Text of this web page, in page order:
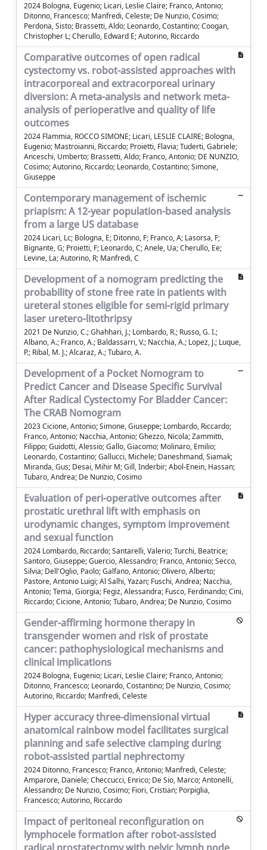
2024 Bologna, Eugenio; Licari, Leslie Claire; Franco, Antonio;
Ditonno, Francesco; Manfredi, Celeste; De Nunzio, Cosimo;
Perdona, Sisto; Brassetti, Aldo; Leonardo, Costantino; Coogan,
Christopher L; Cherullo, Edward E; Autorino, Riccardo
Comparative outcomes of open radical
cystectomy vs. robot-assisted approaches with
intracorporeal and extracorporeal urinary
diversion: A meta-analysis and network meta-
analysis of perioperative and quality of life
outcomes
2024 Flammia, ROCCO SIMONE; Licari, LESLIE CLAIRE; Bologna,
Eugenio; Mastroianni, Riccardo; Proietti, Flavia; Tuderti, Gabriele;
Anceschi, Umberto; Brassetti, Aldo; Franco, Antonio; DE NUNZIO,
Cosimo; Autorino, Riccardo; Leonardo, Costantino; Simone,
Giuseppe
Contemporary management of ischemic
priapism: A 12-year population-based analysis
from a large US database
2024 Licari, Lc; Bologna, E; Ditonno, F; Franco, A; Lasorsa, F;
Bignante, G; Proietti, F; Leonardo, C; Anele, Ua; Cherullo, Ee;
Levine, La; Autorino, R; Manfredi, C
Development of a nomogram predicting the
probability of stone free rate in patients with
ureteral stones eligible for semi-rigid primary
laser uretero-litothripsy
2021 De Nunzio, C.; Ghahhari, J.; Lombardo, R.; Russo, G. I.;
Albano, A.; Franco, A.; Baldassarri, V.; Nacchia, A.; Lopez, J.; Luque,
P.; Ribal, M. J.; Alcaraz, A.; Tubaro, A.
Development of a Pocket Nomogram to
Predict Cancer and Disease Specific Survival
After Radical Cystectomy For Bladder Cancer:
The CRAB Nomogram
2023 Cicione, Antonio; Simone, Giuseppe; Lombardo, Riccardo;
Franco, Antonio; Nacchia, Antonio; Ghezzo, Nicola; Zammitti,
Filippo; Guidotti, Alessio; Gallo, Giacomo; Molinaro, Emilio;
Leonardo, Costantino; Gallucci, Michele; Daneshmand, Siamak;
Miranda, Gus; Desai, Mihir M; Gill, Inderbir; Abol-Enein, Hassan;
Tubaro, Andrea; De Nunzio, Cosimo
Evaluation of peri-operative outcomes after
prostatic urethral lift with emphasis on
urodynamic changes, symptom improvement
and sexual function
2024 Lombardo, Riccardo; Santarelli, Valerio; Turchi, Beatrice;
Santoro, Giuseppe; Guercio, Alessandro; Franco, Antonio; Secco,
Silvia; Dell'Oglio, Paolo; Galfano, Antonio; Olivero, Alberto;
Pastore, Antonio Luigi; Al Salhi, Yazan; Fuschi, Andrea; Nacchia,
Antonio; Tema, Giorgia; Fegiz, Alessandra; Fusco, Ferdinando; Cini,
Riccardo; Cicione, Antonio; Tubaro, Andrea; De Nunzio, Cosimo
Gender-affirming hormone therapy in
transgender women and risk of prostate
cancer: pathophysiological mechanisms and
clinical implications
2024 Bologna, Eugenio; Licari, Leslie Claire; Franco, Antonio;
Ditonno, Francesco; Leonardo, Costantino; De Nunzio, Cosimo;
Autorino, Riccardo; Manfredi, Celeste
Hyper accuracy three-dimensional virtual
anatomical rainbow model facilitates surgical
planning and safe selective clamping during
robot-assisted partial nephrectomy
2024 Ditonno, Francesco; Franco, Antonio; Manfredi, Celeste;
Amparore, Daniele; Checcucci, Enrico; De Sio, Marco; Antonelli,
Alessandro; De Nunzio, Cosimo; Fiori, Cristian; Porpiglia,
Francesco; Autorino, Riccardo
Impact of peritoneal reconfiguration on
lymphocele formation after robot-assisted